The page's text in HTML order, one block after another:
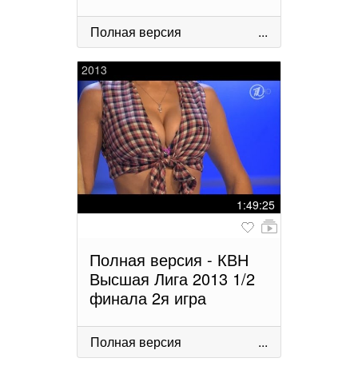
Полная версия ...
2013
1:49:25
Полная версия - КВН
Высшая Лига 2013 1/2
финала 2я игра
Полная версия ...